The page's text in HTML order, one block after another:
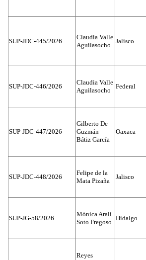
SUP-JDC-445/2026
Claudia Valle
Aguilasocho
Jalisco
SUP-JDC-446/2026
Claudia Valle
Aguilasocho
Federal
SUP-JDC-447/2026
Gilberto De
Guzmán
Bátiz García
Oaxaca
SUP-JDC-448/2026
Felipe de la
Mata Pizaña
Jalisco
SUP-JG-58/2026
Mónica Aralí
Soto Fregoso
Hidalgo
Reyes